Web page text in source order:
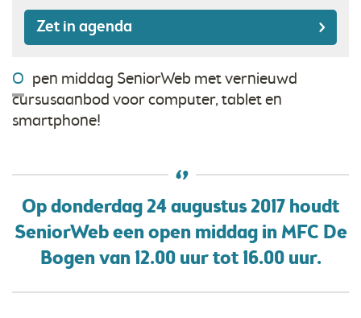
Zet in agenda
O pen middag SeniorWeb met vernieuwd
cursusaanbod voor computer, tablet en
smartphone!
Op donderdag 24 augustus 2017 houdt
SeniorWeb een open middag in MFC De
Bogen van 12.00 uur tot 16.00 uur.